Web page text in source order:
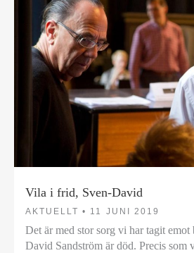
Vila i frid, Sven-David
AKTUELLT • 11 JUNI 2019
Det är med stor sorg vi har tagit emot
David Sandström är död. Precis som